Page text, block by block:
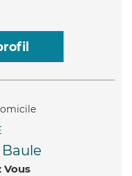
Baule
Vous